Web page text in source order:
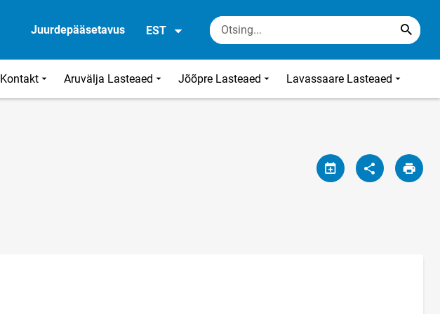
Juurdepääsetavus EST
Kontakt Aruvälja Lasteaed Jõõpre Lasteaed Lavassaare Lasteaed